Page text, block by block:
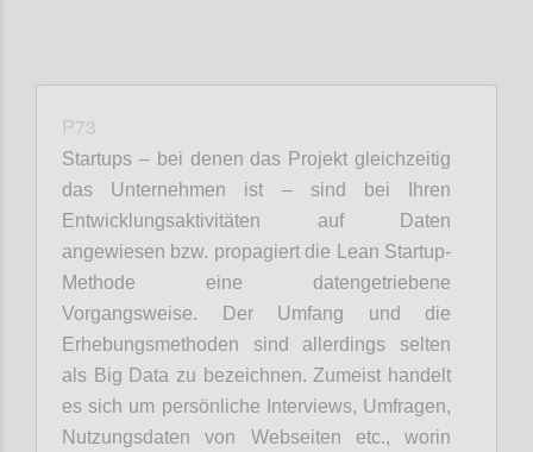
P73
Startups – bei denen das Projekt gleichzeitig
das Unternehmen ist – sind bei Ihren
Entwicklungsaktivitäten auf Daten
angewiesen bzw. propagiert die Lean Startup-
Methode eine datengetriebene
Vorgangsweise. Der Umfang und die
Erhebungsmethoden sind allerdings selten
als Big Data zu bezeichnen. Zumeist handelt
es sich um persönliche Interviews, Umfragen,
Nutzungsdaten von Webseiten etc., worin